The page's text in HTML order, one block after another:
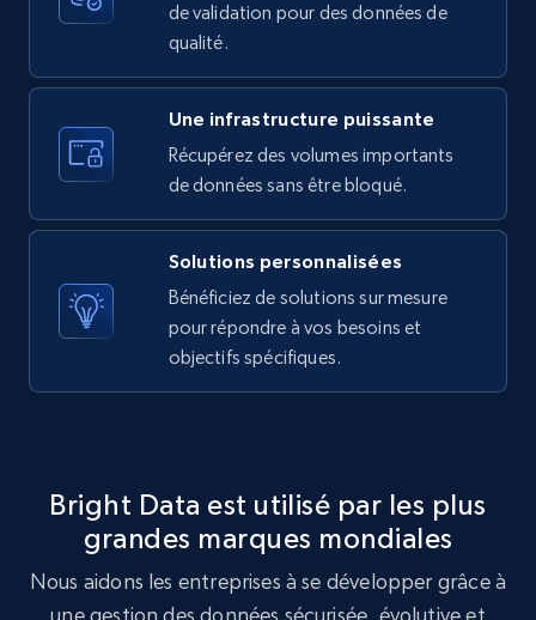
Category id, Product id, Product name, Price,
Currency, Colour code, Colour, Description, and
1.2K+ 208+ Essai gratuit
URL, Product id, Title, Images, Final price,
Currency, Discount, Initial price, and more.
Best Buy products - Collect data on
products using specified keywords
URL, Product id, Title, Images, Final price,
Currency, Discount, Initial price, and more.
de validation pour des données de
qualité.
Une infrastructure puissante
Récupérez des volumes importants
de données sans être bloqué.
Solutions personnalisées
Bénéficiez de solutions sur mesure
pour répondre à vos besoins et
objectifs spécifiques.
Bright Data est utilisé par les plus
grandes marques mondiales
Nous aidons les entreprises à se développer grâce à